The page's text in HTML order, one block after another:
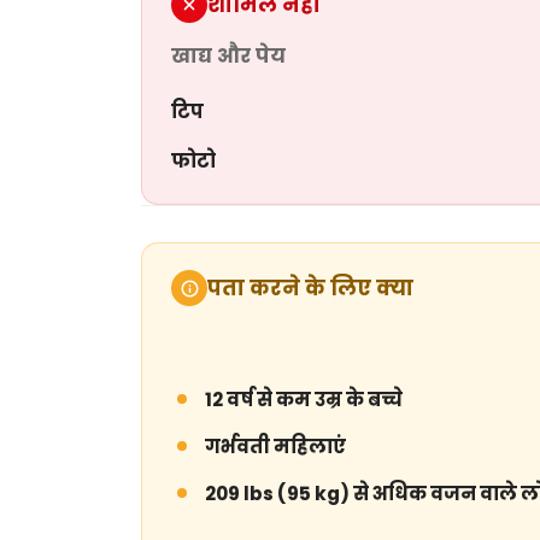
खाद्य और पेय
टिप
फोटो
पता करने के लिए क्या
12 वर्ष से कम उम्र के बच्चे
गर्भवती महिलाएं
209 lbs (95 kg) से अधिक वजन वाले